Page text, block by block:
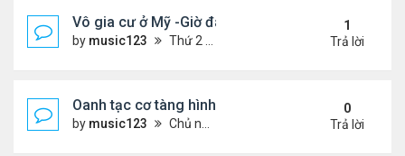
Vô gia cư ở Mỹ -Giờ đây tôi có căn hộ giá 200 đô
by music123 Thứ 2 Tháng 7 27, 2026 4:56 am
1
Trả lời
Oanh tạc cơ tàng hình đáng sợ nhất thế giới
by music123 Chủ nhật Tháng 7 26, 2026 5:46 pm
0
Trả lời